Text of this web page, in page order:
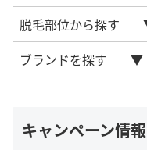
脱毛部位から探す
ブランドを探す
キャンペーン情報